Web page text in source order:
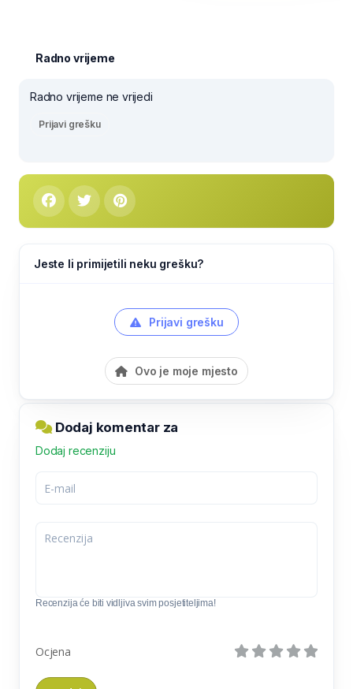
Radno vrijeme
Radno vrijeme ne vrijedi
Prijavi grešku
Jeste li primijetili neku grešku?
Prijavi grešku
Ovo je moje mjesto
Dodaj komentar za
Dodaj recenziju
Recenzija će biti vidljiva svim posjetiteljima!
Ocjena